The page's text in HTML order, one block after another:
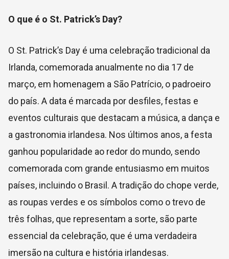
O que é o St. Patrick’s Day?
O St. Patrick’s Day é uma celebração tradicional da
Irlanda, comemorada anualmente no dia 17 de
março, em homenagem a São Patrício, o padroeiro
do país. A data é marcada por desfiles, festas e
eventos culturais que destacam a música, a dança e
a gastronomia irlandesa. Nos últimos anos, a festa
ganhou popularidade ao redor do mundo, sendo
comemorada com grande entusiasmo em muitos
países, incluindo o Brasil. A tradição do chope verde,
as roupas verdes e os símbolos como o trevo de
três folhas, que representam a sorte, são parte
essencial da celebração, que é uma verdadeira
imersão na cultura e história irlandesas.